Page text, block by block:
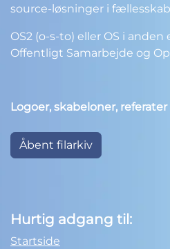
source-løsninger i
OS2 (o-s-to) eller OS i
Offentligt Samarbejde og
Logoer, skabeloner,
Åbent filarkiv
Hurtig adgang til:
Startside